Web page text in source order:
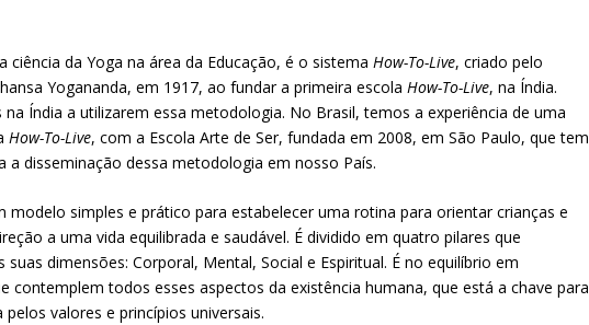
ciência da Yoga na área da Educação, é o sistema How-To-Live, criado pelo
Yogananda, em 1917, ao fundar a primeira escola How-To-Live, na Índia.
Índia a utilizarem essa metodologia. No Brasil, temos a experiência de uma
How-To-Live, com a Escola Arte de Ser, fundada em 2008, em São Paulo, que tem
disseminação dessa metodologia em nosso País.
modelo simples e prático para estabelecer uma rotina para orientar crianças e
a uma vida equilibrada e saudável. É dividido em quatro pilares que
dimensões: Corporal, Mental, Social e Espiritual. É no equilíbrio em
contemplem todos esses aspectos da existência humana, que está a chave para
valores e princípios universais.